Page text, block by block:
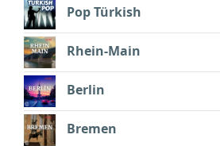
Pop Türkish
Rhein-Main
Berlin
Bremen